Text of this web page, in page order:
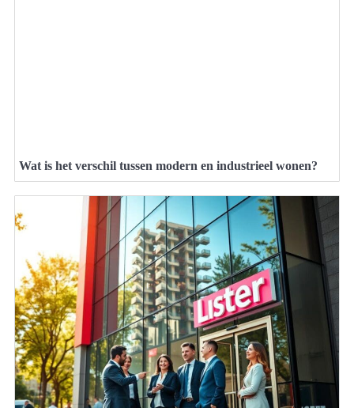
Wat is het verschil tussen modern en industrieel wonen?